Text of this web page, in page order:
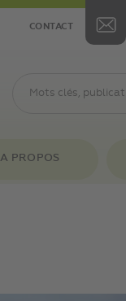
CONTACT
A PROPOS